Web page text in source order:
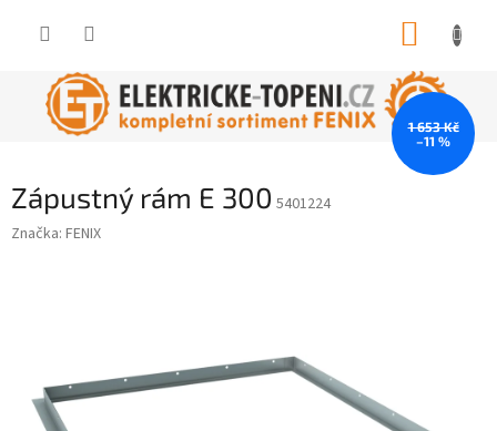
Zápustný rám E 300 5401224
Značka: FENIX
1 653 Kč
–11 %